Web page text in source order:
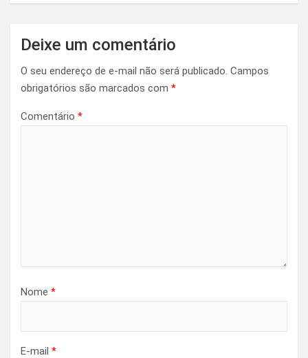
Deixe um comentário
O seu endereço de e-mail não será publicado. Campos
obrigatórios são marcados com *
Comentário *
Nome *
E-mail *